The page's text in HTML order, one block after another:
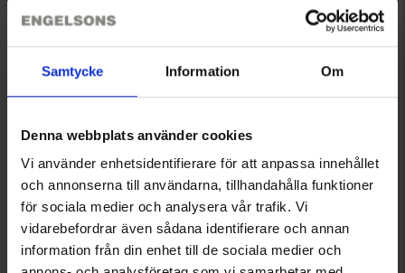
Samtycke Information Om
Denna webbplats använder cookies
Vi använder enhetsidentifierare för att anpassa innehållet
och annonserna till användarna, tillhandahålla funktioner
för sociala medier och analysera vår trafik. Vi
vidarebefordrar även sådana identifierare och annan
information från din enhet till de sociala medier och
Otsapannat
High Mountain
6933
Tekninen lippis
High Mountain
1434